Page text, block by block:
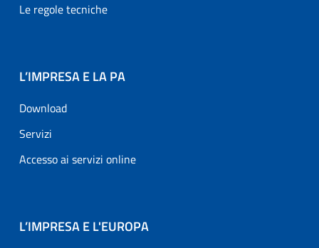
Le regole tecniche
L’IMPRESA E LA PA
Download
Servizi
Accesso ai servizi online
L’IMPRESA E L'EUROPA